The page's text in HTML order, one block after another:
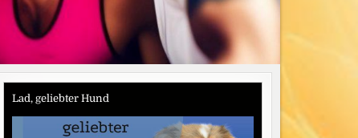
Lad, geliebter Hund